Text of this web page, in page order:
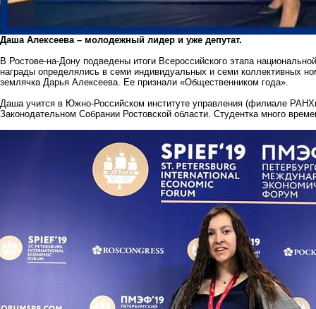
Даша Алексеева – молодежный лидер и уже депутат.
В Ростове-на-Дону подведены итоги Всероссийского этапа
награды определялись в семи индивидуальных и семи коллективных
землячка Дарья Алексеева. Ее признали «Общественником года».
Даша учится в Южно-Российском институте управления (филиале
Законодательном Собрании Ростовской области. Студентка много